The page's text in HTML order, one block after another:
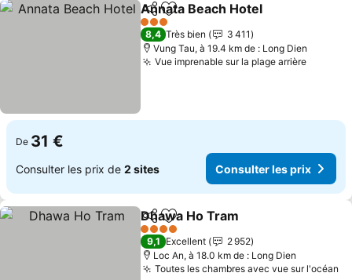
PartagerAjouter à mes favoris
Annata Beach Hotel
3 Étoiles
8,4 Très bien
3 411
Vung Tau, à 19.4 km de : Long Dien
Vue imprenable sur la plage arrière
De 31 €
Consulter les prix de 2 sites Consulter les prix
PartagerAjouter à mes favoris
Dhawa Ho Tram
4 Étoiles
9,1 Excellent
2 952
Loc An, à 18.0 km de : Long Dien
Toutes les chambres avec vue sur l'océan